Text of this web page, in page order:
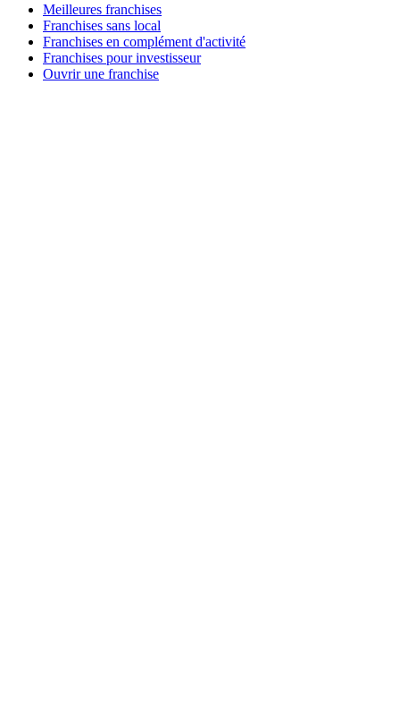
Meilleures franchises
Franchises sans local
Franchises en complément d'activité
Franchises pour investisseur
Ouvrir une franchise